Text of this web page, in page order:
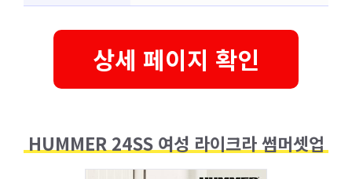
상세 페이지 확인
HUMMER 24SS 여성 라이크라 썸머셋업